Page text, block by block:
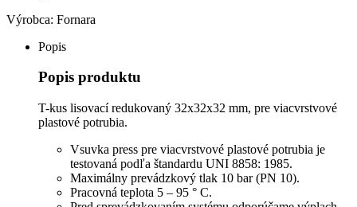
Výrobca: Fornara
Popis
Popis produktu
T-kus lisovací redukovaný 32x32x32 mm, pre viacvrstvové
plastové potrubia.
Vsuvka press pre viacvrstvové plastové potrubia je
testovaná podľa štandardu UNI 8858: 1985.
Maximálny prevádzkový tlak 10 bar (PN 10).
Pracovná teplota 5 – 95 ° C.